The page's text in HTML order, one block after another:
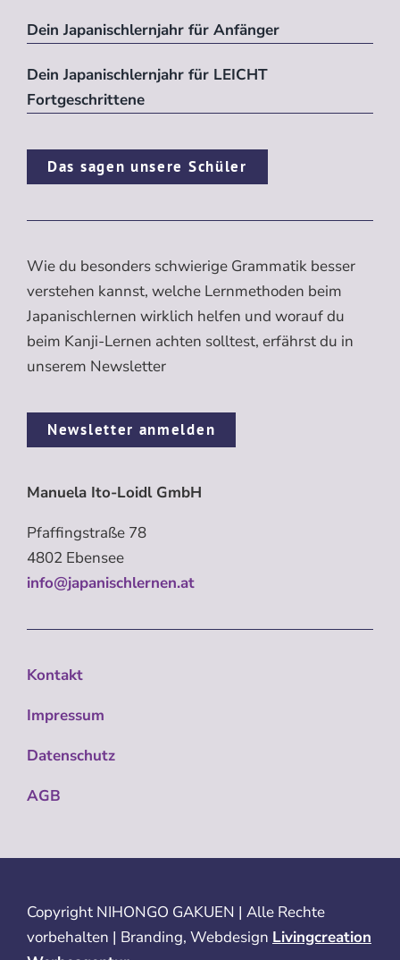
Dein Japanischlernjahr für Anfänger
Dein Japanischlernjahr für LEICHT
Fortgeschrittene
Das sagen unsere Schüler
Wie du besonders schwierige Grammatik besser
verstehen kannst, welche Lernmethoden beim
Japanischlernen wirklich helfen und worauf du
beim Kanji-Lernen achten solltest, erfährst du in
unserem Newsletter
Newsletter anmelden
Manuela Ito-Loidl GmbH
Pfaffingstraße 78
4802 Ebensee
info@japanischlernen.at
Kontakt
Impressum
Datenschutz
AGB
Copyright NIHONGO GAKUEN | Alle Rechte
vorbehalten | Branding, Webdesign Livingcreation